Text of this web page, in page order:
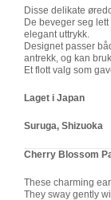
Disse delikate
De beveger seg
elegant uttrykk.
Designet passer
antrekk, og kan
Et flott valg som
Laget i Japan
Suruga, Shizuoka
Cherry Blossom
These charming
They sway gently